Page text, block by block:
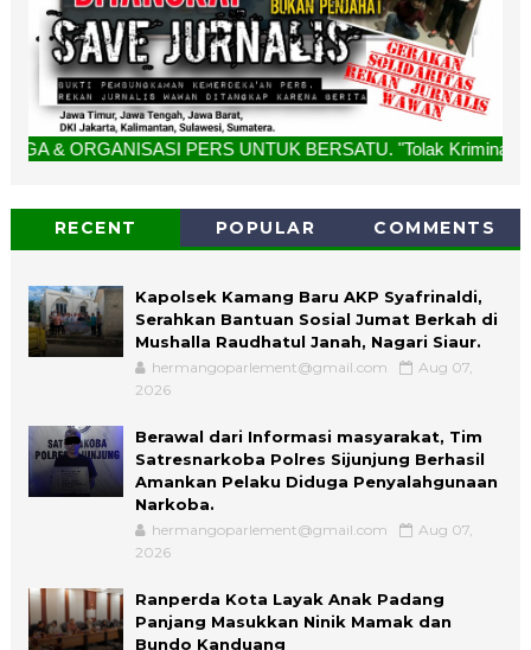
PERS UNTUK BERSATU. "Tolak Kriminalisasi
RECENT POPULAR COMMENTS
Kapolsek Kamang Baru AKP Syafrinaldi,
Serahkan Bantuan Sosial Jumat Berkah di
Mushalla Raudhatul Janah, Nagari Siaur.
hermangoparlement@gmail.com
Aug 07,
2026
Berawal dari Informasi masyarakat, Tim
Satresnarkoba Polres Sijunjung Berhasil
Amankan Pelaku Diduga Penyalahgunaan
Narkoba.
hermangoparlement@gmail.com
Aug 07,
2026
Ranperda Kota Layak Anak Padang
Panjang Masukkan Ninik Mamak dan
Bundo Kanduang